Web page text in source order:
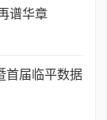
谱华章
首届临平数据